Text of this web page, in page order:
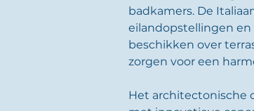
badkamers. De
eilandopstellingen en
beschikken over
zorgen voor een
Het architectonische